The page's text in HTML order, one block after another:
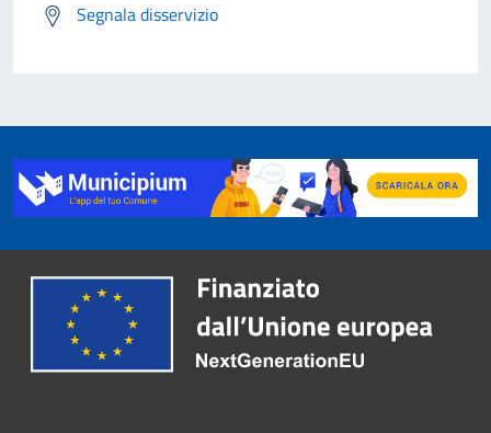
Segnala disservizio